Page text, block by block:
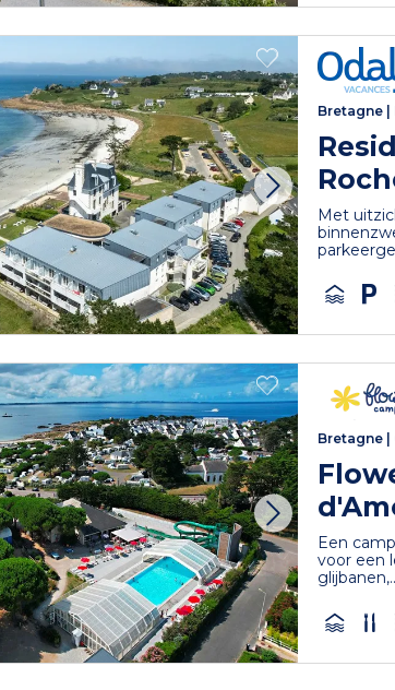
Bretagne |
Met
Bretagne
Een
voor een